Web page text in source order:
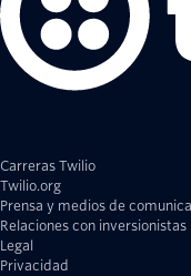
Carreras Twilio
Twilio.org
Prensa y medios de
Relaciones con inversionistas
Legal
Privacidad